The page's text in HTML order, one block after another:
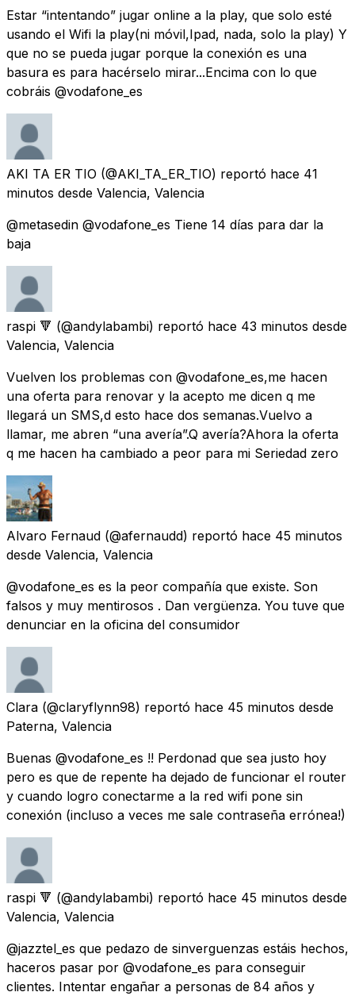
Estar “intentando” jugar online a la play, que solo esté
usando el Wifi la play(ni móvil,Ipad, nada, solo la play) Y
que no se pueda jugar porque la conexión es una
basura es para hacérselo mirar...Encima con lo que
cobráis @vodafone_es
AKI TA ER TIO (@AKI_TA_ER_TIO) reportó hace 41
minutos desde Valencia, Valencia
@metasedin @vodafone_es Tiene 14 días para dar la
baja
raspi 🔻 (@andylabambi) reportó hace 43 minutos desde
Valencia, Valencia
Vuelven los problemas con @vodafone_es,me hacen
una oferta para renovar y la acepto me dicen q me
llegará un SMS,d esto hace dos semanas.Vuelvo a
llamar, me abren “una avería”.Q avería?Ahora la oferta
q me hacen ha cambiado a peor para mi Seriedad zero
Alvaro Fernaud (@afernaudd) reportó hace 45 minutos
desde Valencia, Valencia
@vodafone_es es la peor compañía que existe. Son
falsos y muy mentirosos . Dan vergüenza. You tuve que
denunciar en la oficina del consumidor
Clara (@claryflynn98) reportó hace 45 minutos desde
Paterna, Valencia
Buenas @vodafone_es !! Perdonad que sea justo hoy
pero es que de repente ha dejado de funcionar el router
y cuando logro conectarme a la red wifi pone sin
conexión (incluso a veces me sale contraseña errónea!)
raspi 🔻 (@andylabambi) reportó hace 45 minutos desde
Valencia, Valencia
@jazztel_es que pedazo de sinverguenzas estáis hechos,
haceros pasar por @vodafone_es para conseguir
clientes. Intentar engañar a personas de 84 años y